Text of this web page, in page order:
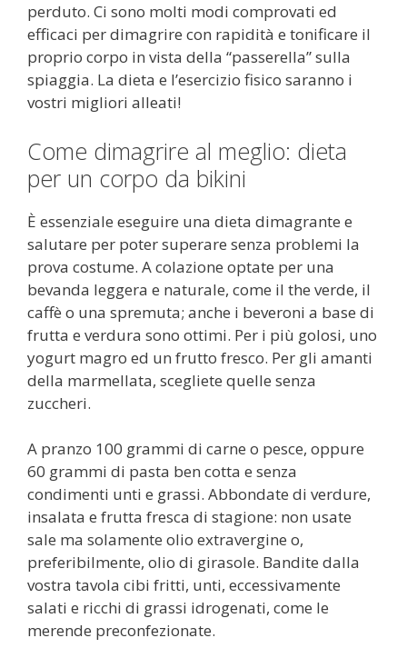
perduto. Ci sono molti modi comprovati ed
efficaci per dimagrire con rapidità e tonificare il
proprio corpo in vista della “passerella” sulla
spiaggia. La dieta e l’esercizio fisico saranno i
vostri migliori alleati!
Come dimagrire al meglio: dieta
per un corpo da bikini
È essenziale eseguire una dieta dimagrante e
salutare per poter superare senza problemi la
prova costume. A colazione optate per una
bevanda leggera e naturale, come il the verde, il
caffè o una spremuta; anche i beveroni a base di
frutta e verdura sono ottimi. Per i più golosi, uno
yogurt magro ed un frutto fresco. Per gli amanti
della marmellata, scegliete quelle senza
zuccheri.
A pranzo 100 grammi di carne o pesce, oppure
60 grammi di pasta ben cotta e senza
condimenti unti e grassi. Abbondate di verdure,
insalata e frutta fresca di stagione: non usate
sale ma solamente olio extravergine o,
preferibilmente, olio di girasole. Bandite dalla
vostra tavola cibi fritti, unti, eccessivamente
salati e ricchi di grassi idrogenati, come le
merende preconfezionate.